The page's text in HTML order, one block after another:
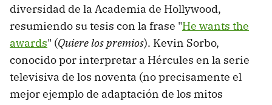
diversidad de la Academia de Hollywood,
resumiendo su tesis con la frase "He wants the
awards" (Quiere los premios). Kevin Sorbo,
conocido por interpretar a Hércules en la serie
televisiva de los noventa (no precisamente el
mejor ejemplo de adaptación de los mitos